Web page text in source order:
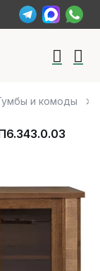
и комоды